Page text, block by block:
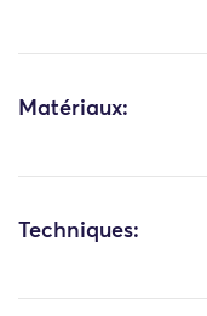
Matériaux:
Techniques: